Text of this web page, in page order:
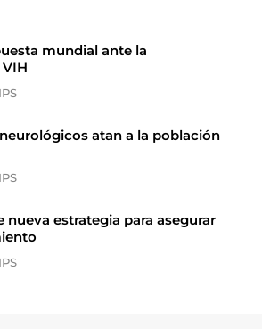
mundial ante la
atan a la población
nueva estrategia para asegurar